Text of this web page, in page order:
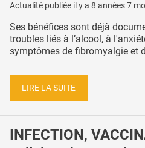
Actualité publiée il y a 8 années 7
Ses bénéfices sont déjà
troubles liés à l’alcool, à
symptômes de fibromyalgie et
LIRE LA SUITE
INFECTION,